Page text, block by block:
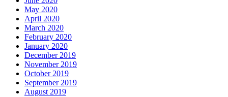
May 2020
April 2020
March 2020
February 2020
January 2020
December 2019
November 2019
October 2019
September 2019
August 2019